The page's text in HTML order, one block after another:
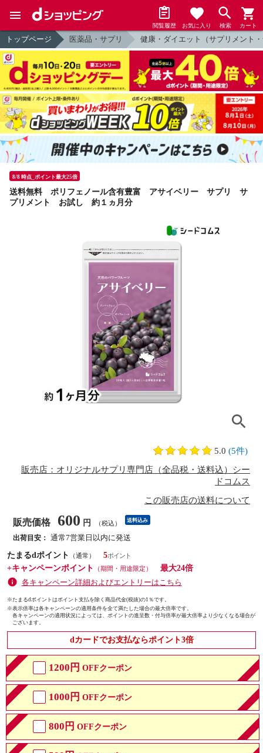
閲覧履歴 お気に入り 検索 カート
トップページ 医薬品・サプリ 健康・ダイエット（サプリメント
8/8 時点_ポイント最大25倍
送料無料 ポリフェノール含有豊富 アサイベリー サプリ サ
プリメント お試し 約１ヵ月分
5.0 (5件)
販売店：オリジナルサプリ専門店（全品税・送料込）シー
ドコムス
この販売店の送料について
販売価格 600 円 （税込） 送料込み
出荷目安： 通常7営業日以内に発送
たまるdポイント
（通常）
5
+キャンペーンポイント
（期間・用途限定）
最大24倍
各キャンペーン詳細およびエントリーはこちら
※たまるdポイントはポイント支払を除く商品代金(税抜)の1％です。
※表示倍率は各キャンペーンの適用条件を全て満たした場合の最大倍率です。
各キャンペーンの適用状況によっては、ポイントの進呈数・付与倍率が最大倍率より少なくなる場合が
ございます。
dカードでお支払ならポイント3倍
1200円 OFFクーポン
1000円 OFFクーポン
800円 OFFクーポン